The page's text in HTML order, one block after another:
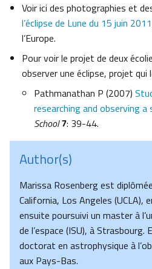
Voir ici des photographies et
l’éclipse de Lune du 15 juin 2011
l’Europe.
Pour voir le projet de deux
observer une éclipse, projet qui
Pathmanathan P (2007)
researching and observing a
School 7: 39-44.
Author(s)
Marissa Rosenberg est
California, Los Angeles (UCLA),
ensuite poursuivi un master à
de l’espace (ISU), à
doctorat en astrophysique à
aux Pays-Bas.